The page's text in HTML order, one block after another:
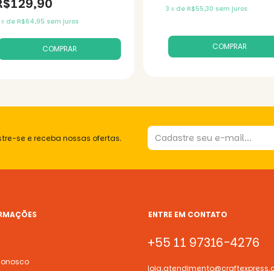
x deR$64,95 sem juros
3 x de R$55,30 sem juros
se e receba nossas ofertas.
ENTRE EM CONTATO
+55 11 97316-4276